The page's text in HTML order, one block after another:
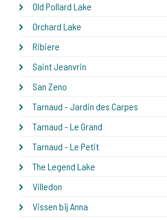
Old Pollard Lake
Orchard Lake
Ribiere
Saint Jeanvrin
San Zeno
Tarnaud - Jardin des Carpes
Tarnaud - Le Grand
Tarnaud - Le Petit
The Legend Lake
Villedon
Vissen bij Anna